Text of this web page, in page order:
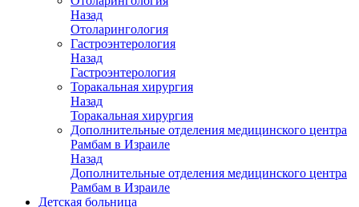
Назад
Отоларингология
Гастроэнтерология
Назад
Гастроэнтерология
Торакальная хирургия
Назад
Торакальная хирургия
Дополнительные отделения медицинского центра
Рамбам в Израиле
Назад
Дополнительные отделения медицинского центра
Рамбам в Израиле
Детская больница